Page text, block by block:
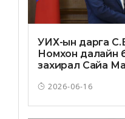
УИХ-ын дарга
Номхон далайн
захирал Сайа
2026-06-16